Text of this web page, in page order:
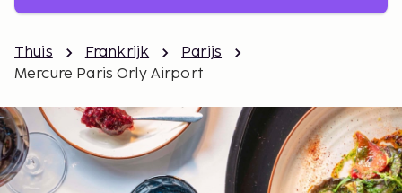
Thuis Frankrijk
Parijs
Mercure Paris Orly Airport